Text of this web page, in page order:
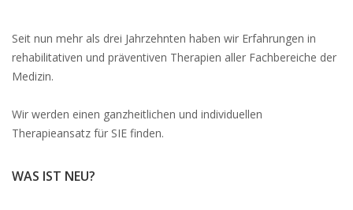
Seit nun mehr als drei Jahrzehnten haben wir Erfahrungen in
rehabilitativen und präventiven Therapien aller Fachbereiche der
Medizin.
Wir werden einen ganzheitlichen und individuellen
Therapieansatz für SIE finden.
WAS IST NEU?